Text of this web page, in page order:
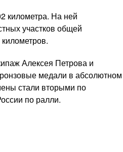
километра. На ней
участков общей
Алексея Петрова и
медали в абсолютном
стали вторыми по
по ралли.